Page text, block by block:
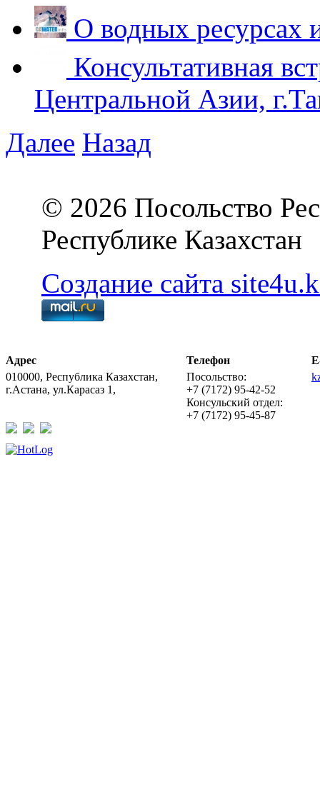
О водных ресурсах
Консультативная
Центральной Азии,
Далее Назад
© 2026 Посольство
Республике Казахстан
Создание сайта
Адрес
010000, Республика Казахстан,
г.Астана, ул.Карасаз 1,
Телефон
Посольство:
+7 (7172) 95-42-52
Консульский отдел:
+7 (7172) 95-45-87